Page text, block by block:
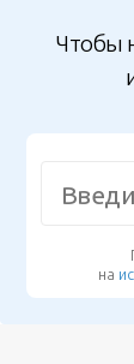
Чтобы
на